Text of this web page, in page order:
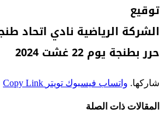
توقيع
الشركة الرياضية نادي اتحاد
حرر بطنجة يوم 22 غشت 2024
شاركها. واتساب فيسبوك تويتر Copy Link
المقالات ذات الصلة